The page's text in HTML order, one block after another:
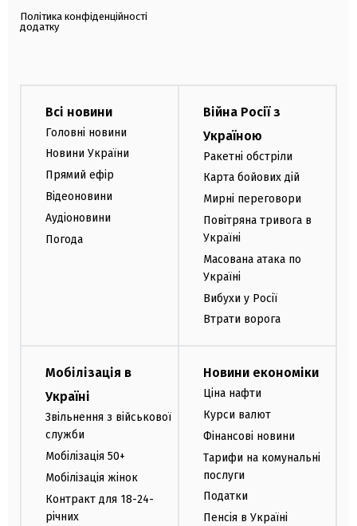
Політика конфіденційності
додатку
Всі новини
Головні новини
Новини України
Прямий ефір
Відеоновини
Аудіоновини
Погода
Війна Росії з
Україною
Ракетні обстріли
Карта бойових дій
Мирні переговори
Повітряна тривога в
Україні
Масована атака по
Україні
Вибухи у Росії
Втрати ворога
Мобілізація в
Україні
Звільнення з військової
служби
Мобілізація 50+
Мобілізація жінок
Контракт для 18-24-
річних
Новини економіки
Ціна нафти
Курси валют
Фінансові новини
Тарифи на комунальні
послуги
Податки
Пенсія в Україні